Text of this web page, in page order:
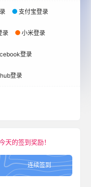
支付宝登录
录 小米登录
登录
登录
天的签到奖励！
连续签到